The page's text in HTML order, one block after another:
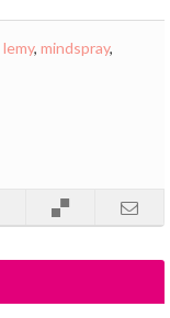
lemy, mindspray,